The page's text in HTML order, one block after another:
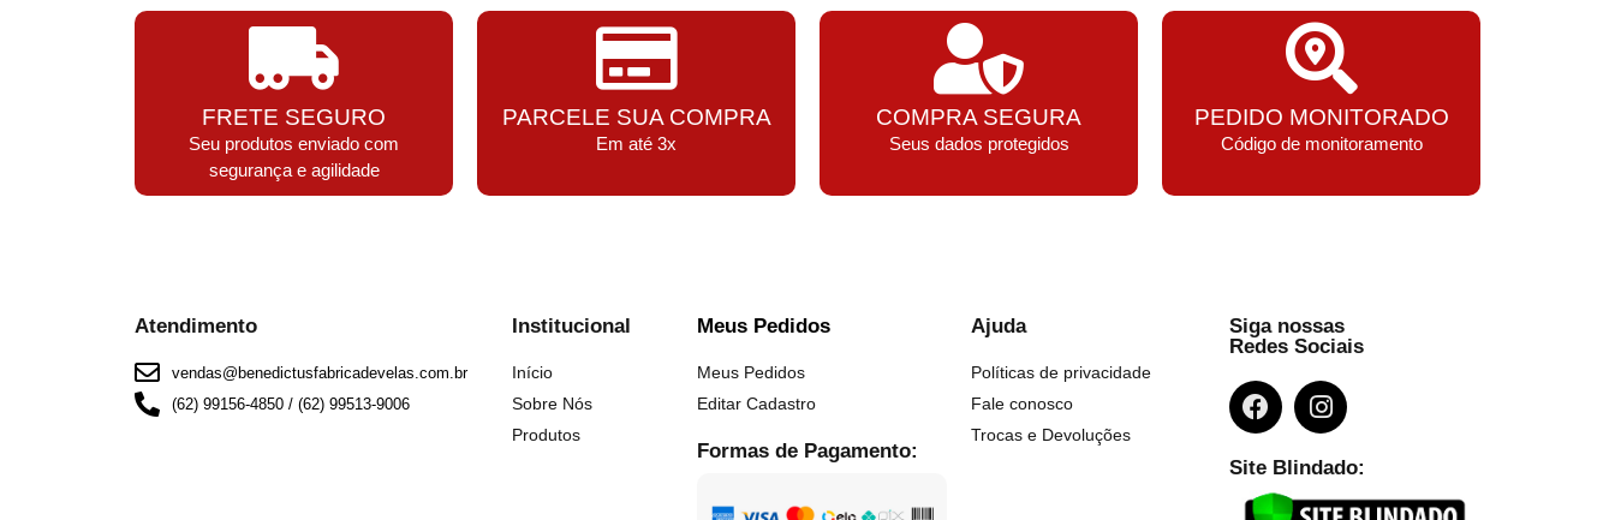
FRETE SEGURO
Seu produtos enviado com
segurança e agilidade
PARCELE SUA COMPRA
Em até 3x
COMPRA SEGURA
Seus dados protegidos
PEDIDO MONITORADO
Código de monitoramento
Atendimento
vendas@benedictusfabricadevelas.com.br
(62) 99156-4850 / (62) 99513-9006
Institucional
Início
Sobre Nós
Produtos
Meus Pedidos
Meus Pedidos
Editar Cadastro
Formas de Pagamento:
Ajuda
Políticas de privacidade
Fale conosco
Trocas e Devoluções
Siga nossas
Redes Sociais
Site Blindado: